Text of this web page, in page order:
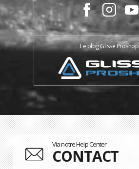
Le blog Glisse Proshop
Via notre Help Center
CONTACT